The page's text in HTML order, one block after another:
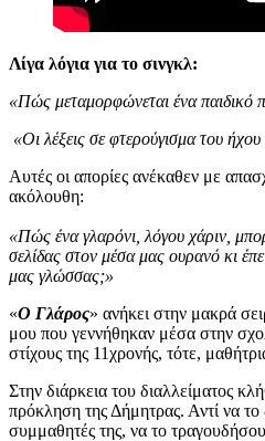
Λίγα λόγια για το σινγκλ:
«Πώς μεταμορφώνεται ένα παιδικό
«Οι λέξεις σε φτερούγισμα του
Αυτές οι απορίες ανέκαθεν με
ακόλουθη:
«Πώς ένα γλαρόνι, λόγου χάριν,
σελίδας στον μέσα μας ουρανό κι
μας γλώσσας;»
«Ο Γλάρος» ανήκει στην μακρά
μου που γεννήθηκαν μέσα στην
στίχους της 11χρονής, τότε,
Στην διάρκεια του διαλλείματος
πρόκληση της Δήμητρας. Αντί να
συμμαθητές της, να το